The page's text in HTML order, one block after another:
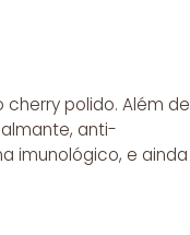
polido. Além de
anti-
imunológico, e ainda